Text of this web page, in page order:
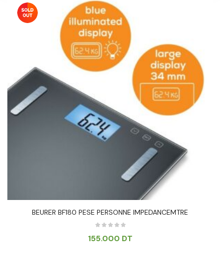
BEURER BF180 PESE PERSONNE IMPEDANCEMTRE
155.000 DT